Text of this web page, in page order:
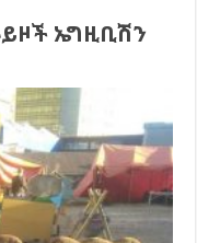
ኤግዚቢሽን